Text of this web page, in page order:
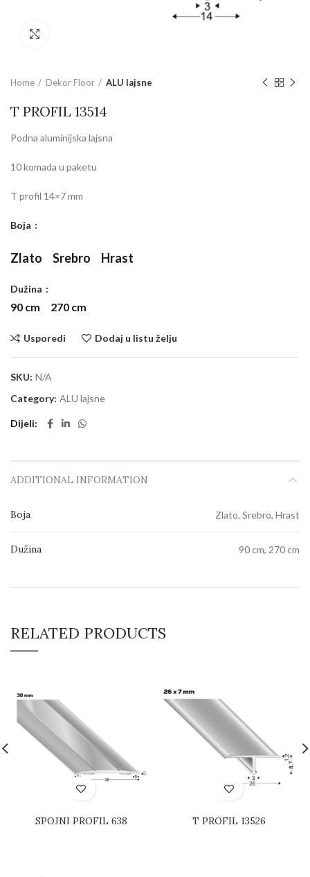
Home Dekor Floor ALU lajsne
T PROFIL 13514
Podna aluminijska lajsna
10 komada u paketu
T profil 14×7 mm
Boja
Zlato Srebro Hrast
Dužina
90 cm 270 cm
Usporedi Dodaj u listu želju
SKU: N/A
Category: ALU lajsne
Dijeli
ADDITIONAL INFORMATION
Boja Zlato, Srebro, Hrast
Dužina 90 cm, 270 cm
RELATED PRODUCTS
SPOJNI PROFIL 638 T PROFIL 13526